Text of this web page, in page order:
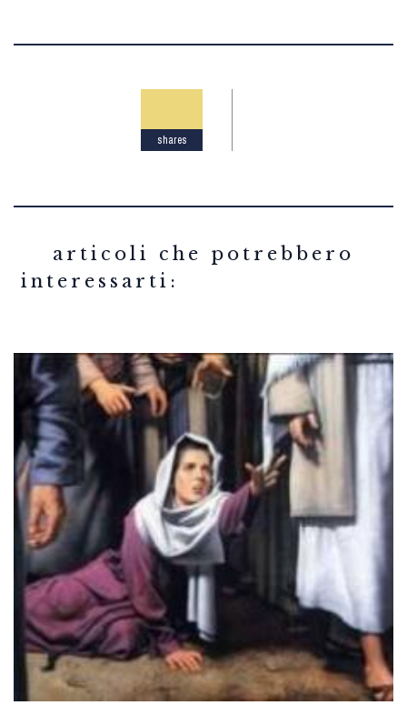
shares